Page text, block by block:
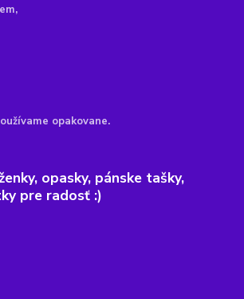
opakovane.
opasky, pánske tašky,
pre radosť :)